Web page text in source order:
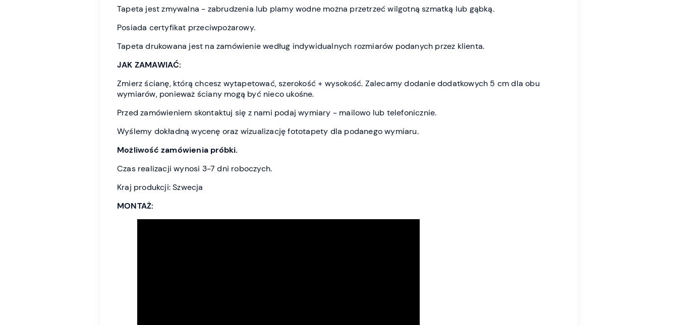
Tapeta jest zmywalna - zabrudzenia lub plamy wodne można przetrzeć wilgotną szmatką lub gąbką.
Posiada certyfikat przeciwpożarowy.
Tapeta drukowana jest na zamówienie według indywidualnych rozmiarów podanych przez klienta.
JAK ZAMAWIAĆ:
Zmierz ścianę, którą chcesz wytapetować, szerokość + wysokość. Zalecamy dodanie dodatkowych 5 cm dla obu
wymiarów, ponieważ ściany mogą być nieco ukośne.
Przed zamówieniem skontaktuj się z nami podaj wymiary - mailowo lub telefonicznie.
Wyślemy dokładną wycenę oraz wizualizację fototapety dla podanego wymiaru.
Możliwość zamówienia próbki.
Czas realizacji wynosi 3-7 dni roboczych.
Kraj produkcji: Szwecja
MONTAŻ: